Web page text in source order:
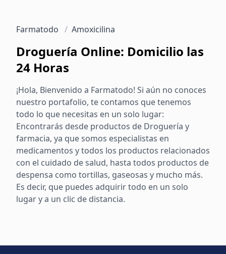
Farmatodo / Amoxicilina
Droguería Online: Domicilio las
24 Horas
¡Hola, Bienvenido a Farmatodo! Si aún no conoces
nuestro portafolio, te contamos que tenemos
todo lo que necesitas en un solo lugar:
Encontrarás desde productos de Droguería y
farmacia, ya que somos especialistas en
medicamentos y todos los productos relacionados
con el cuidado de salud, hasta todos productos de
despensa como tortillas, gaseosas y mucho más.
Es decir, que puedes adquirir todo en un solo
lugar y a un clic de distancia.